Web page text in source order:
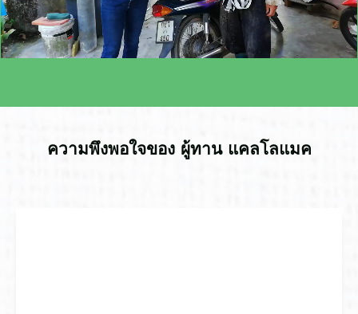
​ความพึงพอใจของ ผู้ทาน แคลโลแมค